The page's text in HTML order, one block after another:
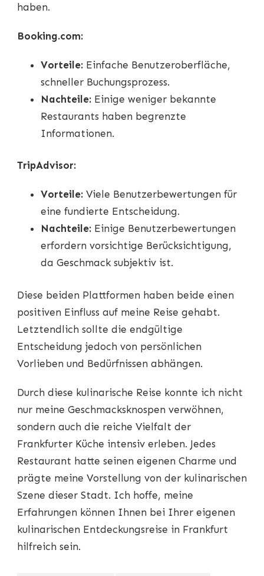
haben.
Booking.com:
Vorteile: Einfache Benutzeroberfläche,
schneller Buchungsprozess.
Nachteile: Einige weniger bekannte
Restaurants haben begrenzte
Informationen.
TripAdvisor:
Vorteile: Viele Benutzerbewertungen für
eine fundierte Entscheidung.
Nachteile: Einige Benutzerbewertungen
erfordern vorsichtige Berücksichtigung,
da Geschmack subjektiv ist.
Diese beiden Plattformen haben beide einen
positiven Einfluss auf meine Reise gehabt.
Letztendlich sollte die endgültige
Entscheidung jedoch von persönlichen
Vorlieben und Bedürfnissen abhängen.
Durch diese kulinarische Reise konnte ich nicht
nur meine Geschmacksknospen verwöhnen,
sondern auch die reiche Vielfalt der
Frankfurter Küche intensiv erleben. Jedes
Restaurant hatte seinen eigenen Charme und
prägte meine Vorstellung von der kulinarischen
Szene dieser Stadt. Ich hoffe, meine
Erfahrungen können Ihnen bei Ihrer eigenen
kulinarischen Entdeckungsreise in Frankfurt
hilfreich sein.